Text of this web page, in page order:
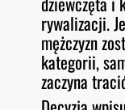
rywalizacji.
mężczyzn
kategorii,
zaczyna